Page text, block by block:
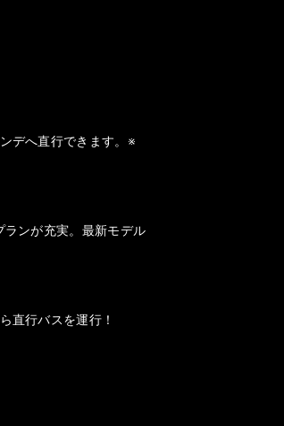
デへ直行できます。※
ランが充実。最新モデル
直行バスを運行！